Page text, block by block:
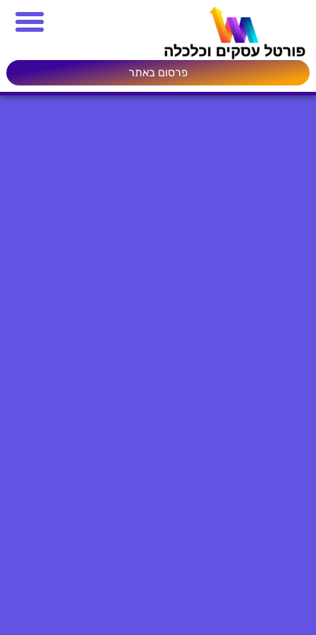
פרסום באתר